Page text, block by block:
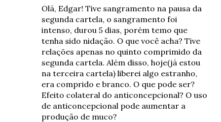
Olá, Edgar! Tive sangramento na pausa da
segunda cartela, o sangramento foi
intenso, durou 5 dias, porém temo que
tenha sido nidação. O que você acha? Tive
relações apenas no quinto comprimido da
segunda cartela. Além disso, hoje(já estou
na terceira cartela) liberei algo estranho,
era comprido e branco. O que pode ser?
Efeito colateral do anticoncepcional? O uso
de anticoncepcional pode aumentar a
produção de muco?